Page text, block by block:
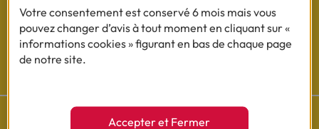
Cofidis sur les
Votre consentement est conservé 6 mois mais vous
pouvez changer d’avis à tout moment en cliquant sur «
informations cookies » figurant en bas de chaque page
de notre site.
Accepter et Fermer